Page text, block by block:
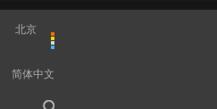
北京
简体中文